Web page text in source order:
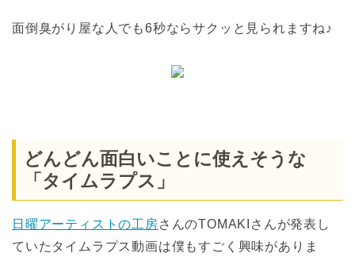
面倒臭がり屋な人でも6秒ならサクッと見られますね♪
どんどん面白いことに使えそうな
「タイムラプス」
日曜アーティストの工房さんのTOMAKIさんが発表し
ていたタイムラプス動画は僕もすごく興味がありま